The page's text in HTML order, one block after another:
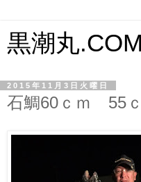
黒潮丸
2015年11月3日火曜日
石鯛60ｃｍ 55